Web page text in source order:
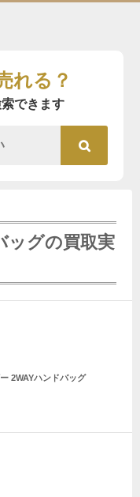
れる？
できます
ッグの買取実
2WAYハンドバッグ